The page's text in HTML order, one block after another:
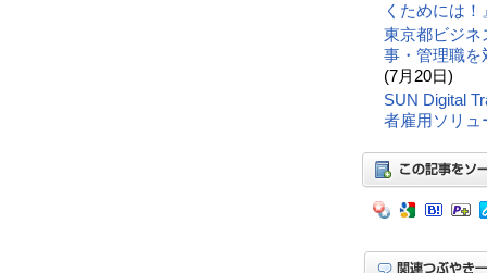
くためには
東京都ビジネ
事・管理職を
(7月20日)
SUN Digital
者雇用ソリュ